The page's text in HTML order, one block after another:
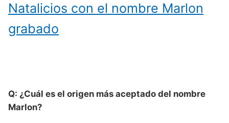
Natalicios con el nombre Marlon
grabado
Q: ¿Cuál es el origen más aceptado del nombre
Marlon?